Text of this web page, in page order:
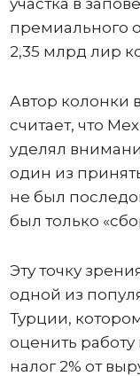
премиального
2,35 млрд лир
Автор колонки в
считает, что
уделял
один из
не был
был только
Эту точку
одной из
Турции,
оценить
налог 2% от